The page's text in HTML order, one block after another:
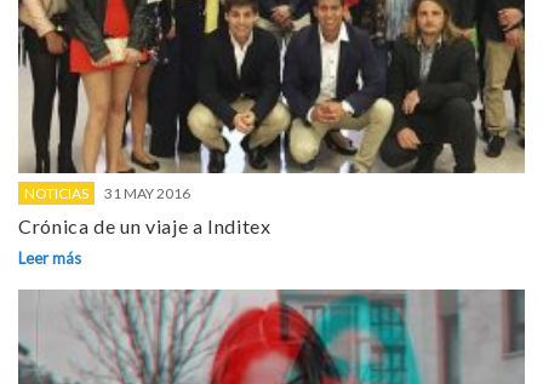
NOTICIAS 31 MAY 2016
Crónica de un viaje a Inditex
Leer más